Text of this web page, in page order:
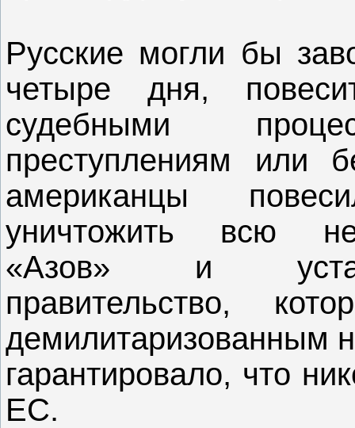
Русские могли бы
четыре дня,
судебными
преступлениям или
американцы
уничтожить всю
«Азов» и
правительство,
демилитаризованным
гарантировало, что
ЕС.